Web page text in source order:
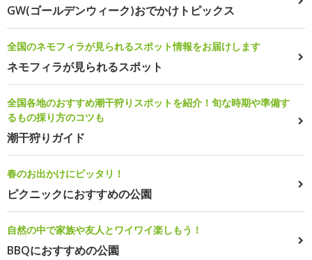
GW(ゴールデンウィーク)おでかけトピックス
全国のネモフィラが見られるスポット情報をお届けします
ネモフィラが見られるスポット
全国各地のおすすめ潮干狩りスポットを紹介！旬な時期や準備す
るもの採り方のコツも
潮干狩りガイド
春のお出かけにピッタリ！
ピクニックにおすすめの公園
自然の中で家族や友人とワイワイ楽しもう！
BBQにおすすめの公園